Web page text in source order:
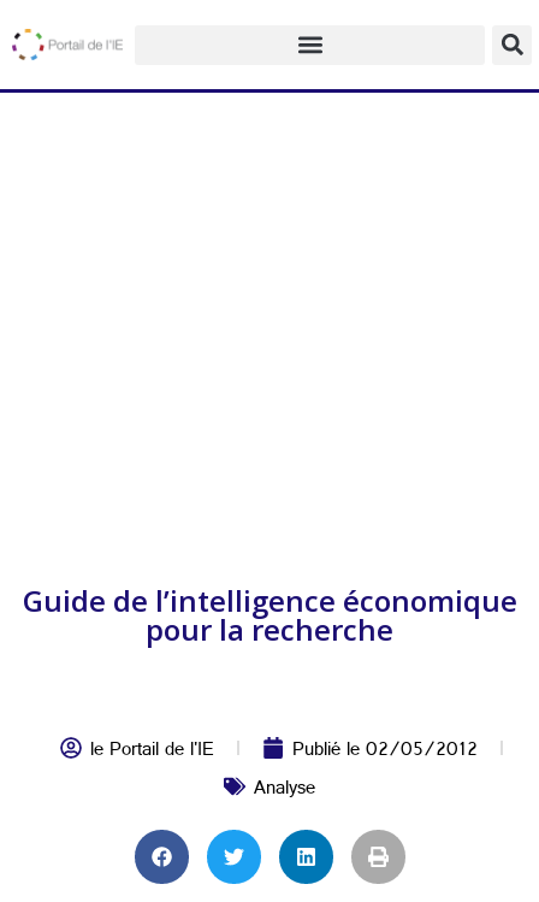
Guide de l’intelligence économique
pour la recherche
le Portail de l'IE Publié le02/05/2012
Analyse